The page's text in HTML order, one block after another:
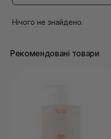
Нічого не знайдено.
Рекомендовані товари